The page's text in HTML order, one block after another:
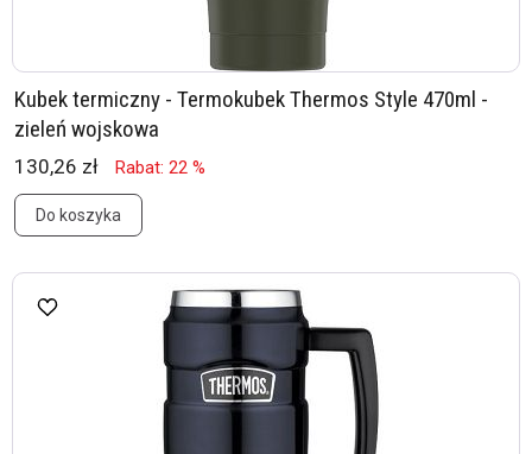
Kubek termiczny - Termokubek Thermos Style 470ml -
zieleń wojskowa
130,26 zł Rabat: 22 %
Do koszyka